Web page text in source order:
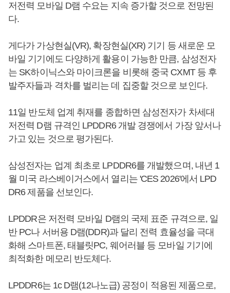
저전력 모바일 D램 수요는 지속 증가할 것으로 전망된
다.
게다가 가상현실(VR), 확장현실(XR) 기기 등 새로운 모
바일 기기에도 다양하게 활용이 가능한 만큼, 삼성전자
는 SK하이닉스와 마이크론을 비롯해 중국 CXMT 등 후
발주자들과 격차를 벌리는 데 집중할 것으로 보인다.
11일 반도체 업계 취재를 종합하면 삼성전자가 차세대
저전력 D램 규격인 LPDDR6 개발 경쟁에서 가장 앞서나
가고 있는 것으로 평가된다.
삼성전자는 업계 최초로 LPDDR6를 개발했으며, 내년 1
월 미국 라스베이거스에서 열리는 'CES 2026'에서 LPD
DR6 제품을 선보인다.
LPDDR은 저전력 모바일 D램의 국제 표준 규격으로, 일
반 PC나 서버용 D램(DDR)과 달리 전력 효율성을 극대
화해 스마트폰, 태블릿PC, 웨어러블 등 모바일 기기에
최적화한 메모리 반도체다.
LPDDR6는 1c D램(12나노급) 공정이 적용된 제품으로,